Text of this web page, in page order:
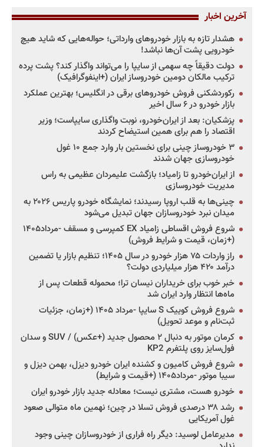
آخرین اخبار
هشدار تازه به بازار خودروهای وارداتی؛ حواله‌هایی که شاید هیچ
خودرویی پشت آن‌ها نباشد!
دولت دقیقاً چه سهمی از سایپا را می‌تواند واگذار کند؟ پشت پرده
ترکیب مالکان دومین خودروساز ایران (+اینفوگرافیک)
رکوردشکنی فروش خودروهای برقی در انگلیس؛ بهترین عملکرد
بازار خودرو در ۶ سال اخیر
پزشکیان: بعد از ایران‌خودرو، نوبت واگذاری سایپاست؛ وزیر
اقتصاد را هم برای همین استیضاح کردند
۳ خودروساز چینی برای نخستین بار وارد جمع ۱۰ غول
خودروسازی جهان شدند
از ایران‌خودرو تا زامیاد؛ بازگشت علیمردان عظیمی به راس
مدیریت خودروسازی
چینی‌ها به قلب اروپا رسیدند؛ نمایشگاه خودرو پاریس ۲۰۲۶ به
میدان نبرد خودروسازان جهان تبدیل می‌شود
شروع فروش اقساطی زامیاد EX کمپرسی و مسقف -مرداد۱۴۰۵
(+زمان، قیمت و شرایط فروش)
راز واردات ۷۵ هزار خودرو در سال ۱۴۰۵؛ تنظیم بازار یا تضمین
درآمد ۴۲۰ هزار میلیاردی دولت؟
خبر خوب برای خریداران نیسان ترا؛ محموله قطعات پس از
ماه‌ها انتظار وارد ایران شد
شروع فروش کوییک S سایپا -مرداد ۱۴۰۵ (+زمان، جزئیات
ثبت‌نام و موعد تحویل)
کرمان موتور به دنبال ۲ محصول جدید (+عکس) / SUV و سدان
فول‌سایز روی پلتفرم KP2
شروع فروش کامیون و کشنده ایران خودرو دیزل، بهمن دیزل و
سیبا موتور -مرداد۱۴۰۵ (+قیمت و شرایط)
خودرو هست، مشتری نیست؛ معادله جدید بازار خودرو ایران
رشد ۳۸ درصدی فروش تسلا در چین؛ نهمین ماه متوالی صعود
غول آمریکایی
مدیرعامل لوسید: دیگر راه فراری از خودروسازان چینی وجود